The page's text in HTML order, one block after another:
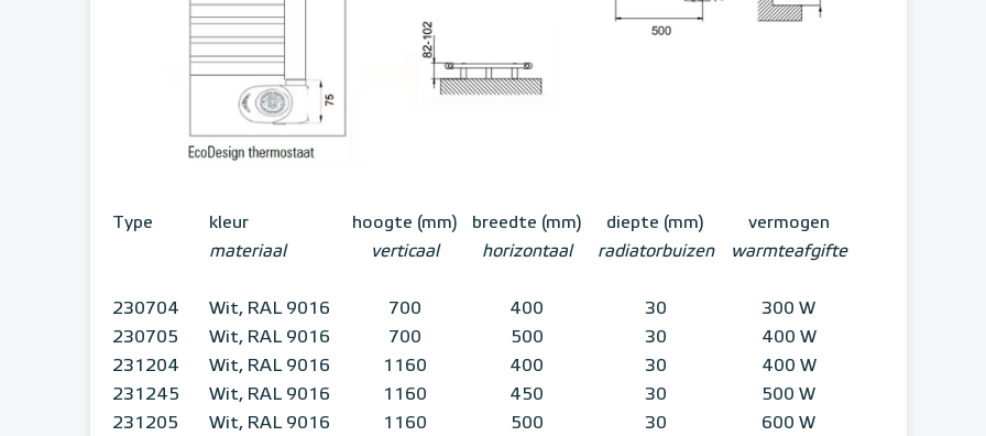
Type kleur hoogte (mm) breedte (mm) diepte (mm)
vermogen
materiaal
verticaal horizontaal radiatorbuizen warmteafgifte
230704 Wit, RAL 9016 700 400 30
300 W
230705
Wit, RAL 9016 700 500 30
400 W
231204
Wit, RAL 9016 1160 400 30
400 W
231245
Wit, RAL 9016 1160 450 30
500 W
231205
Wit, RAL 9016 1160 500 30
600 W